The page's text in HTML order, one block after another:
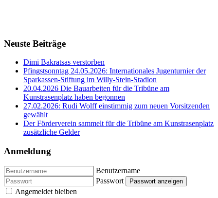
Neuste Beiträge
Dimi Bakratsas verstorben
Pfingstsonntag 24.05.2026: Internationales Jugenturnier der
Sparkassen-Stiftung im Willy-Stein-Stadion
20.04.2026 Die Bauarbeiten für die Tribüne am
Kunstrasenplatz haben begonnen
27.02.2026: Rudi Wolff einstimmig zum neuen Vorsitzenden
gewählt
Der Förderverein sammelt für die Tribüne am Kunstrasenplatz
zusätzliche Gelder
Anmeldung
Benutzername
Passwort
Passwort anzeigen
Angemeldet bleiben